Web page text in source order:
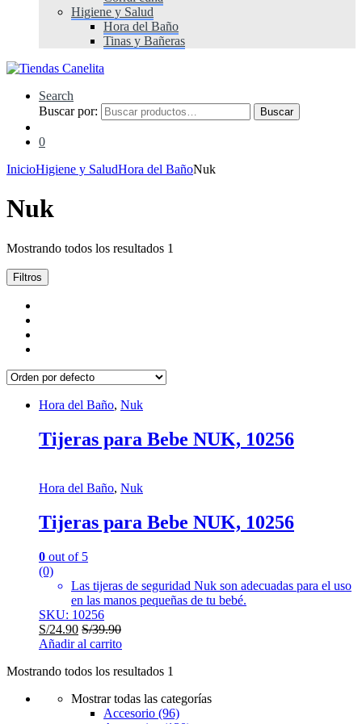
Higiene y Salud
Hora del Baño
Tinas y Bañeras
Search
Buscar por:
Buscar
0
InicioHigiene y SaludHora del BañoNuk
Nuk
Mostrando todos los resultados 1
Filtros
Hora del Baño, Nuk
Tijeras para Bebe NUK, 10256
Hora del Baño, Nuk
Tijeras para Bebe NUK, 10256
0 out of 5
(0)
Las tijeras de seguridad Nuk son adecuadas para el uso
en las manos pequeñas de tu bebé.
SKU: 10256
S/24.90 S/39.90
Añadir al carrito
Mostrando todos los resultados 1
Mostrar todas las categorías
Accesorio (96)